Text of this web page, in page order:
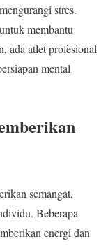
stres.
membantu
ada atlet profesional
mental
semangat,
Beberapa
energi dan